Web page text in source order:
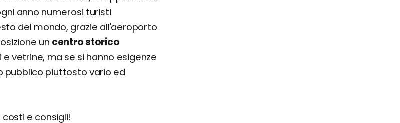
anno numerosi turisti
del mondo, grazie all'aeroporto
un centro storico
vetrine, ma se si hanno esigenze
pubblico piuttosto vario ed
costi e consigli!